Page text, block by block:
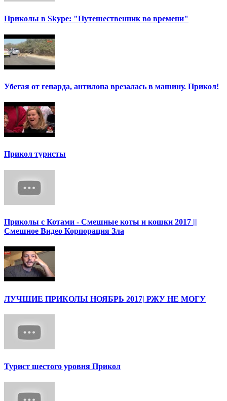
Приколы в Skype: "Путешественник во времени"
Убегая от гепарда, антилопа врезалась в машину. Прикол!
Прикол туристы
Приколы с Котами - Смешные коты и кошки 2017 ||
Смешное Видео Корпорация Зла
ЛУЧШИЕ ПРИКОЛЫ НОЯБРЬ 2017| РЖУ НЕ МОГУ
Турист шестого уровня Прикол